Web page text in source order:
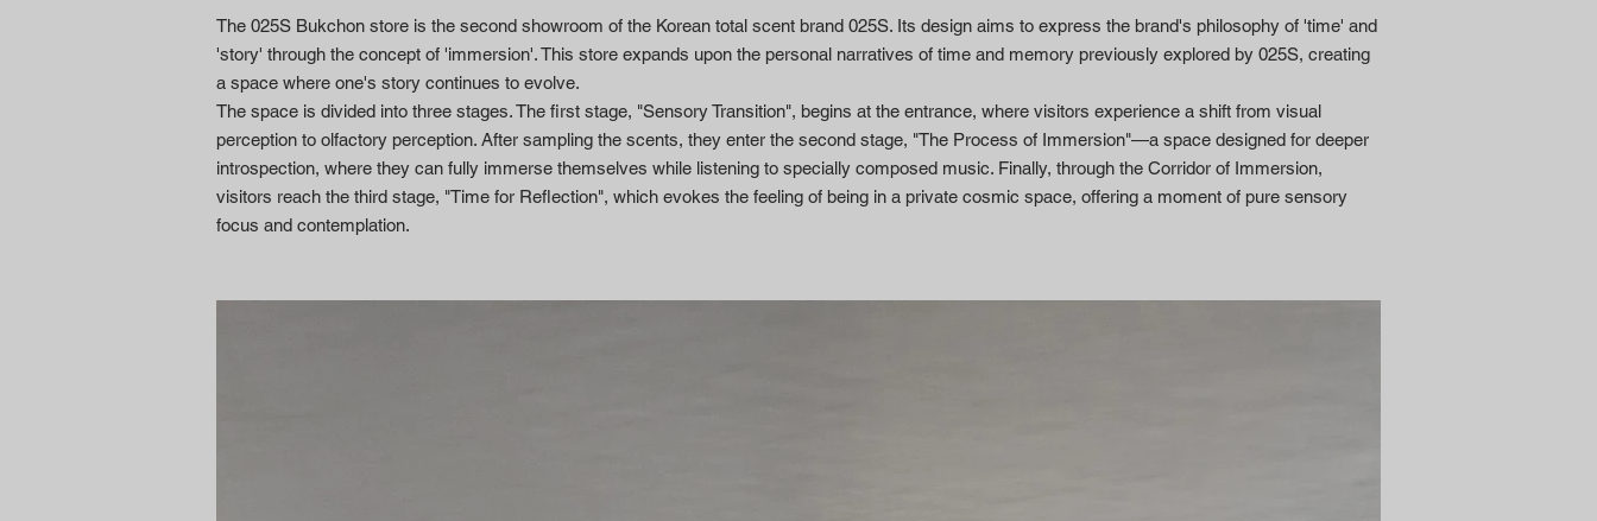
The 025S Bukchon store is the second showroom of the Korean total scent brand 025S. Its design aims to express the brand's philosophy of 'time' and
'story' through the concept of 'immersion'. This store expands upon the personal narratives of time and memory previously explored by 025S, creating
a space where one's story continues to evolve.
The space is divided into three stages. The first stage, "Sensory Transition", begins at the entrance, where visitors experience a shift from visual
perception to olfactory perception. After sampling the scents, they enter the second stage, "The Process of Immersion"—a space designed for deeper
introspection, where they can fully immerse themselves while listening to specially composed music. Finally, through the Corridor of Immersion,
visitors reach the third stage, "Time for Reflection", which evokes the feeling of being in a private cosmic space, offering a moment of pure sensory
focus and contemplation.